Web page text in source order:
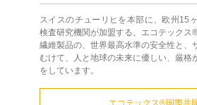
スイスのチューリヒを本部に、欧州15
検査研究機関が加盟する、エコテックス®
繊維製品の、世界最高水準の安全性と、
むけて、人と地球の未来に優しい、厳格
をしています。
エコテックス®国際共